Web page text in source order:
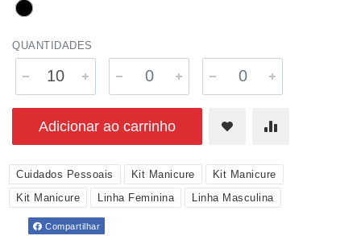
QUANTIDADES
Adicionar ao carrinho
Cuidados Pessoais Kit Manicure
Kit Manicure
Kit Manicure
Linha Feminina Linha Masculina
Compartilhar